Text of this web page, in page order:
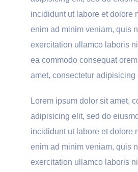
incididunt ut labore et dolore
enim ad minim veniam, quis
exercitation ullamco laboris
ea commodo consequat
amet, consectetur adipisicing
Lorem ipsum dolor sit amet,
adipisicing elit, sed do
incididunt ut labore et dolore
enim ad minim veniam, quis
exercitation ullamco laboris